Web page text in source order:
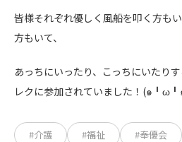
皆様それぞれ優しく風船を叩く方も
方もいて、
あっちにいったり、こっちにいたり
レクに参加されていました！(๑╹ω╹
#介護 #福祉 #奉優会